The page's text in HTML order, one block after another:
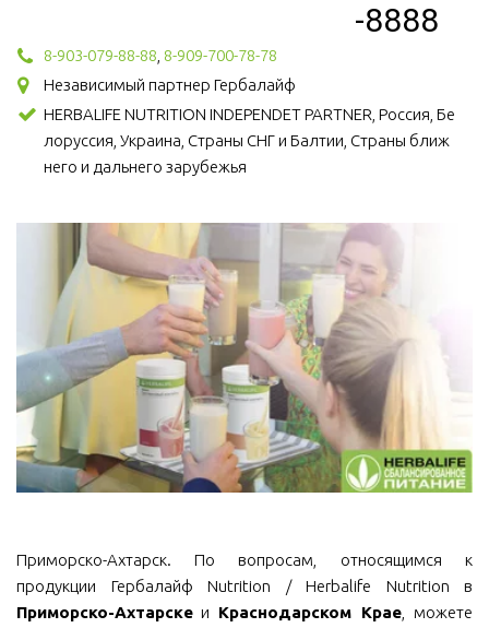
-8888
8-903-079-88-88 8-909-700-78-78
Независимый партнер Гербалайф
HERBALIFE NUTRITION INDEPENDET PARTNER, Россия, Бе
лоруссия, Украина, Страны СНГ и Балтии, Страны ближ
него и дальнего зарубежья
Приморско-Ахтарск. По вопросам, относящимся к
продукции Гербалайф Nutrition / Herbalife Nutrition в
Приморско-Ахтарскеи Краснодарском Крае, можете